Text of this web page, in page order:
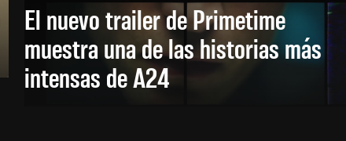
El nuevo trailer de Primetime
muestra una de las historias más
intensas de A24